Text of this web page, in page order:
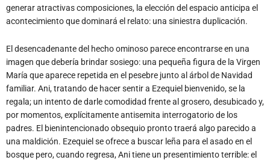
generar atractivas composiciones, la elección del espacio anticipa el
acontecimiento que dominará el relato: una siniestra duplicación.
El desencadenante del hecho ominoso parece encontrarse en una
imagen que debería brindar sosiego: una pequeña figura de la Virgen
María que aparece repetida en el pesebre junto al árbol de Navidad
familiar. Ani, tratando de hacer sentir a Ezequiel bienvenido, se la
regala; un intento de darle comodidad frente al grosero, desubicado y,
por momentos, explícitamente antisemita interrogatorio de los
padres. El bienintencionado obsequio pronto traerá algo parecido a
una maldición. Ezequiel se ofrece a buscar leña para el asado en el
bosque pero, cuando regresa, Ani tiene un presentimiento terrible: el